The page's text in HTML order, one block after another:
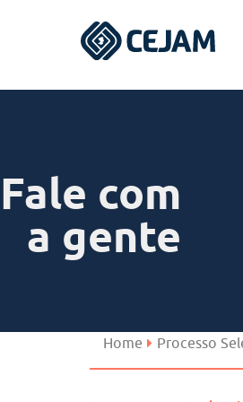
Fale com
a gente
Home Processo